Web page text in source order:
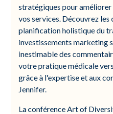
stratégiques pour
vos services. Découvrez les
planification holistique du
investissements marketing
inestimable des
votre pratique médicale
grâce à l'expertise et aux
Jennifer.
La conférence Art of